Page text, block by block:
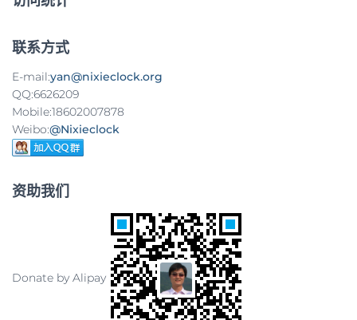
联系方式
E-mail:yan@nixieclock.org
QQ:6626209
Mobile:18602007878
Weibo:@Nixieclock
资助我们
Donate by Alipay